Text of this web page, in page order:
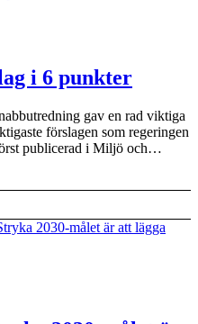
i 6 punkter
gav en rad viktiga
förslagen som regeringen
publicerad i Miljö och…